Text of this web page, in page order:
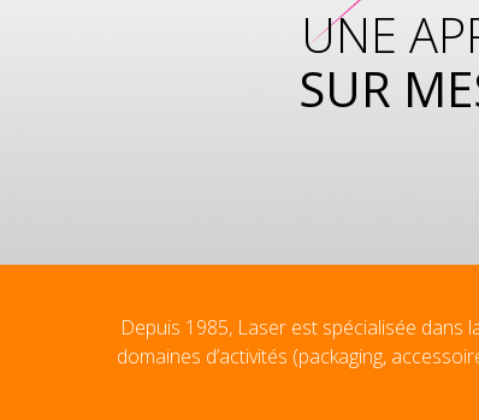
SUR
UNE
Depuis 1985, Laser est spécialisée
domaines d’activités (packaging,